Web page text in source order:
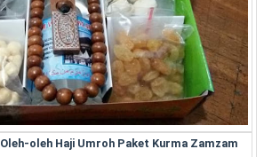
oleh Haji Umroh Paket Kurma Zamzam